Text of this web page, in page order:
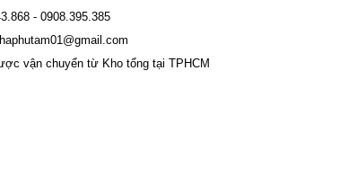
- 0908.395.385
vận chuyển từ Kho tổng tại TPHCM